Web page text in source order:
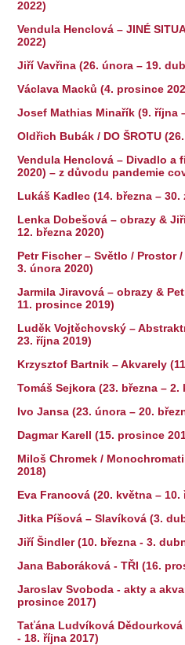
2022)
Vendula Henclová – JINÉ
2022)
Jiří Vavřina (26. února – 19.
Václava Macků (4. prosince
Josef Mathias Minařík (9. října
Oldřich Bubák / DO ŠROTU
Vendula Henclová – Divadlo a
2020) – z důvodu pandemie
Lukáš Kadlec (14. března – 30.
Lenka Dobešová – obrazy &
12. března 2020)
Petr Fischer – Světlo / Prostor
3. února 2020)
Jarmila Jiravová – obrazy &
11. prosince 2019)
Luděk Vojtěchovský –
23. října 2019)
Krzysztof Bartnik – Akvarely
Tomáš Sejkora (23. března – 2.
Ivo Jansa (23. února – 20.
Dagmar Karell (15. prosince
Miloš Chromek /
2018)
Eva Francová (20. května – 10.
Jitka Píšová – Slavíková (3.
Jiří Šindler (10. března - 3.
Jana Baboráková - TŘI (16.
Jaroslav Svoboda - akty a
prosince 2017)
Taťána Ludvíková Dědourková
- 18. října 2017)